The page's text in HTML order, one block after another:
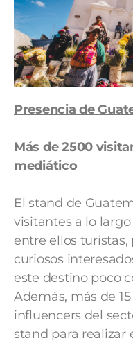
Presencia de
Más de 2500
mediático
El stand de
visitantes a lo
entre ellos turistas,
curiosos
este destino poco
Además, más de
influencers del
stand para realizar